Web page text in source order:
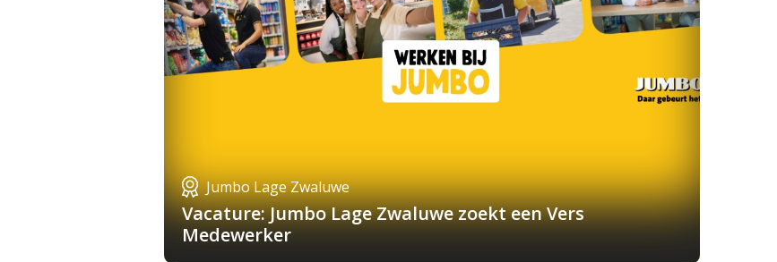
Jumbo Lage Zwaluwe
Vacature: Jumbo Lage Zwaluwe zoekt een Vers
Medewerker